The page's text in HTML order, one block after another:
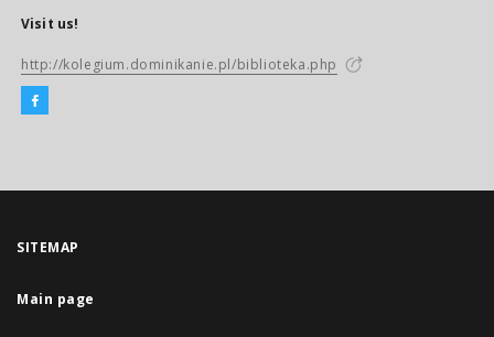
Visit us!
http://kolegium.dominikanie.pl/biblioteka.php
SITEMAP
Main page